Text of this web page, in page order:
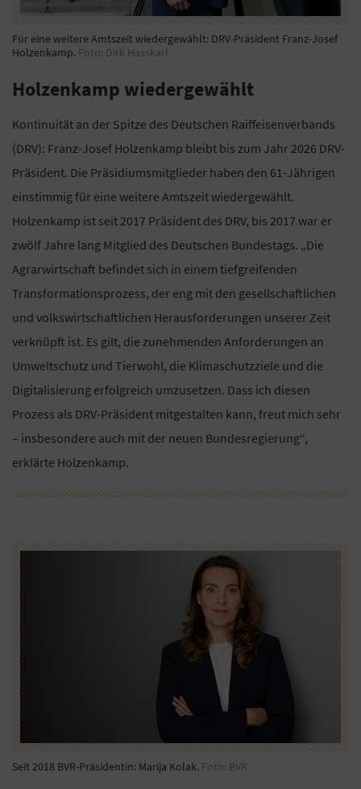
Für eine weitere Amtszeit wiedergewählt: DRV-Präsident Franz-Josef
Holzenkamp. Foto: Dirk Hasskarl
Holzenkamp wiedergewählt
Kontinuität an der Spitze des Deutschen Raiffeisenverbands
(DRV): Franz-Josef Holzenkamp bleibt bis zum Jahr 2026 DRV-
Präsident. Die Präsidiumsmitglieder haben den 61-Jährigen
einstimmig für eine weitere Amtszeit wiedergewählt.
Holzenkamp ist seit 2017 Präsident des DRV, bis 2017 war er
zwölf Jahre lang Mitglied des Deutschen Bundestags. „Die
Agrarwirtschaft befindet sich in einem tiefgreifenden
Transformationsprozess, der eng mit den gesellschaftlichen
und volkswirtschaftlichen Herausforderungen unserer Zeit
verknüpft ist. Es gilt, die zunehmenden Anforderungen an
Umweltschutz und Tierwohl, die Klimaschutzziele und die
Digitalisierung erfolgreich umzusetzen. Dass ich diesen
Prozess als DRV-Präsident mitgestalten kann, freut mich sehr
– insbesondere auch mit der neuen Bundesregierung“,
erklärte Holzenkamp.
Seit 2018 BVR-Präsidentin: Marija Kolak. Foto: BVR